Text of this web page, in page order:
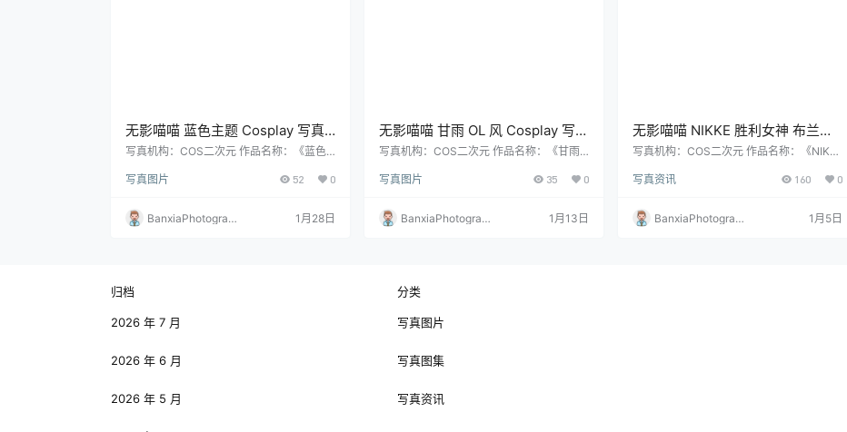
无影喵喵 蓝色主题 Cosplay 写真
＋视频合集｜高清摄影（64P｜5V
写真机构：COS二次元 作品名称：《蓝色
P｜5V 资源大小：1.18GB
写真图片 52 0
BanxiaPhotograp
1月28日
无影喵喵 甘雨 OL 风 Cosplay 写真
合集｜原神角色高清图集（35P｜
写真机构：COS二次元 作品名称：《甘雨
5张 资源大小：366MB
写真图片 35 0
BanxiaPhotograp
1月13日
无影喵喵 NIKKE 胜利女神 布兰儿
Cosplay 写真＋视频合集｜高清大
写真机构：COS二次元 作品名称：《NIKK
图片数量：100P｜7V 资源大小：3.06GB
写真资讯 160 0
BanxiaPhotograp
1月5日
归档
2026 年 7 月
2026 年 6 月
2026 年 5 月
分类
写真图片
写真图集
写真资讯